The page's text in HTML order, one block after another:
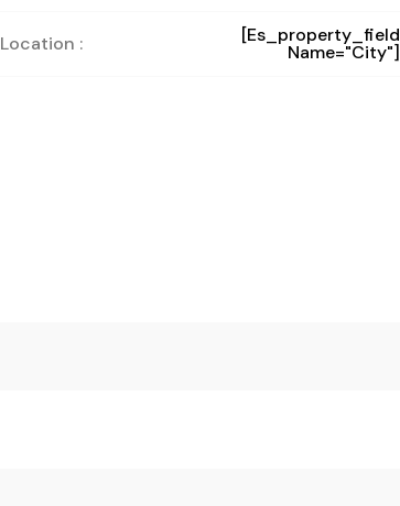
Location : [es_property_field
Name="city"]